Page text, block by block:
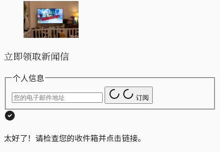
立即领取新闻信
个人信息
订阅
太好了！请检查您的收件箱并点击链接。